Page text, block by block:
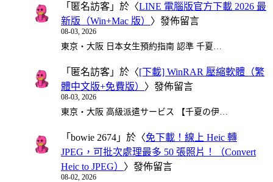
「 匿名訪客 」於〈LINE 電腦版官方下載 2026 最
新版（Win+Mac 版） 〉發佈留言
08-03, 2026
東京・大阪 日本女生預約指南 認準 千夏…
「 匿名訪客 」於〈[下載] WinRAR 壓縮軟體（繁
體中文版+免費版） 〉發佈留言
08-03, 2026
東京・大阪 高級派遣サービス 【千夏の伊…
「 bowie 2674 」於〈免下載！線上 Heic 轉
JPEG，可批次處理最多 50 張照片！（Convert
Heic to JPEG） 〉發佈留言
08-02, 2026